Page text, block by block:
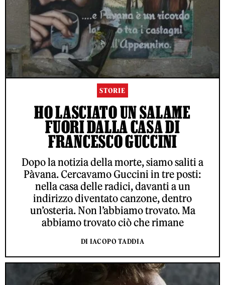
STORIE
HO LASCIATO UN SALAME
FUORI DALLA CASA DI
FRANCESCO GUCCINI
Dopo la notizia della morte, siamo saliti a
Pàvana. Cercavamo Guccini in tre posti:
nella casa delle radici, davanti a un
indirizzo diventato canzone, dentro
un’osteria. Non l’abbiamo trovato. Ma
abbiamo trovato ciò che rimane
DI IACOPO TADDIA